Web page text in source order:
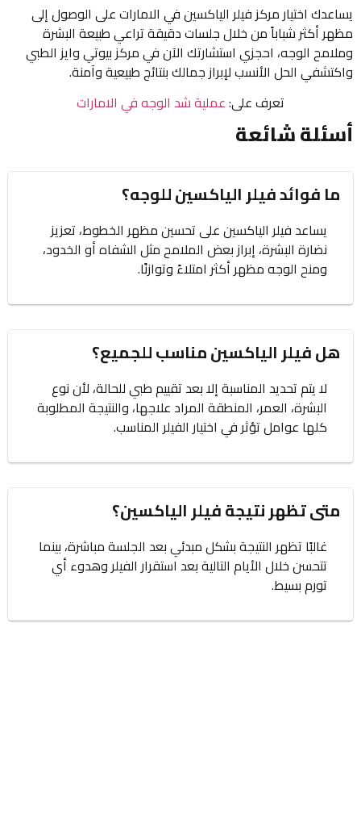
يساعدك اختيار مركز فيلر الياكسين في الامارات على الوصول إلى
مظهر أكثر شباباً من خلال جلسات دقيقة تراعي طبيعة البشرة
وملامح الوجه، احجزي استشارتك الآن في مركز بيوتي وايز الطبي
واكتشفي الحل الأنسب لإبراز جمالك بنتائج طبيعية وآمنة.
تعرف على:عملية شد الوجه في الامارات
أسئلة شائعة
ما فوائد فيلر الياكسين للوجه؟
يساعد فيلر الياكسين على تحسين مظهر الخطوط، تعزيز
نضارة البشرة، إبراز بعض الملامح مثل الشفاه أو الخدود،
ومنح الوجه مظهر أكثر امتلاءً وتوازنًا.
هل فيلر الياكسين مناسب للجميع؟
لا يتم تحديد المناسبة إلا بعد تقييم طبي للحالة، لأن نوع
البشرة، العمر، المنطقة المراد علاجها، والنتيجة المطلوبة
كلها عوامل تؤثر في اختيار الفيلر المناسب.
متى تظهر نتيجة فيلر الياكسين؟
غالبًا تظهر النتيجة بشكل مبدئي بعد الجلسة مباشرة، بينما
تتحسن خلال الأيام التالية بعد استقرار الفيلر وهدوء أي
تورم بسيط.